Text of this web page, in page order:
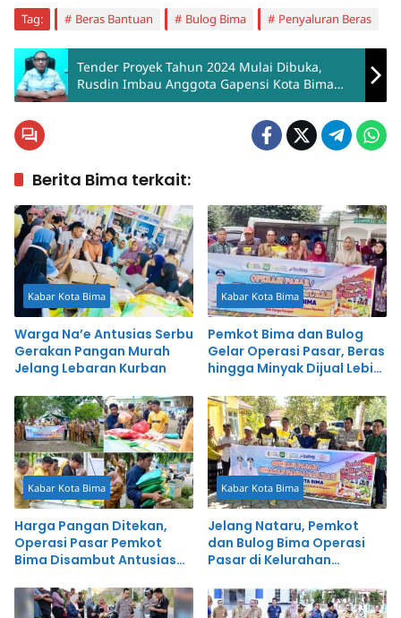
Tag: Beras Bantuan Bulog Bima Penyaluran Beras
Tender Proyek Tahun 2024 Mulai Dibuka,
Rusdin Imbau Anggota Gapensi Kota Bima
Segera Persiapkan Dokumen
Berita Bima terkait:
Kabar Kota Bima
Warga Na’e Antusias Serbu
Gerakan Pangan Murah
Jelang Lebaran Kurban
Kabar Kota Bima
Pemkot Bima dan Bulog
Gelar Operasi Pasar, Beras
hingga Minyak Dijual Lebih
Kabar Kota Bima
Harga Pangan Ditekan,
Operasi Pasar Pemkot
Bima Disambut Antusias
Kabar Kota Bima
Jelang Nataru, Pemkot
dan Bulog Bima Operasi
Pasar di Kelurahan